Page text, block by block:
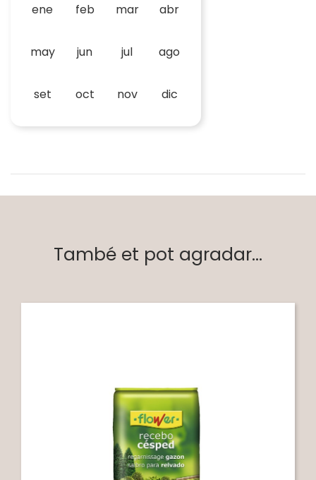
ene feb mar abr
may jun jul ago
set oct nov dic
També et pot agradar...